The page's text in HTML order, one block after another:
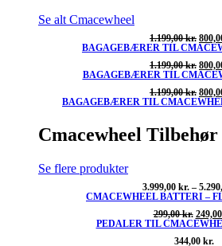
Se alt Cmacewheel
1.199,00kr. Den
pris
var:
BAGAGEBÆRER TIL
1.199,00kr. Den
pris
var:
BAGAGEBÆRER TIL
1.199,00kr. Den
BAGAGEBÆRER TIL
Cmacewheel Tilbehør
Se flere produkter
3.999,00 kr. –
CMACEWHEEL BATTERI –
299,00kr. Den
pris
249,00
PEDALER TIL
344,00 kr.